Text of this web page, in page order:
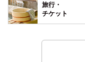
旅行・
チケット